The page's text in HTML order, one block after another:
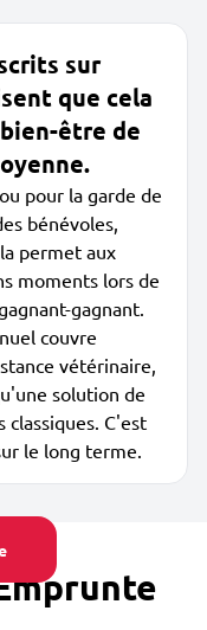
sur
que cela
être de
pour la garde de
bénévoles,
permet aux
moments lors de
gagnant.
couvre
vétérinaire,
solution de
classiques. C'est
le long terme.